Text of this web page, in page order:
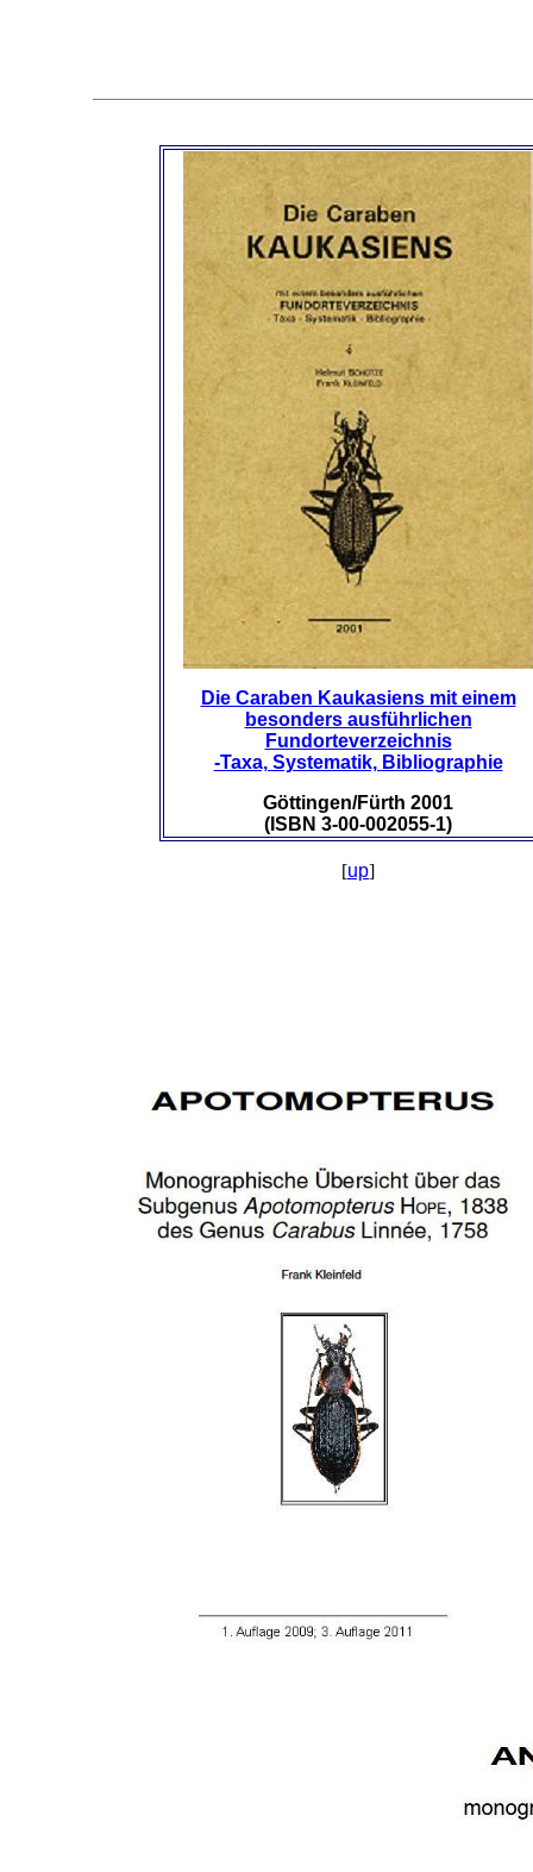
Die Caraben Kaukasiens mit einem
besonders ausführlichen
Fundorteverzeichnis
-Taxa, Systematik, Bibliographie
Göttingen/Fürth 2001
(ISBN 3-00-002055-1)
[up]